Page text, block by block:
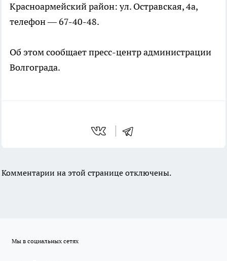
Красноармейский район: ул. Остравская, 4а,
телефон — 67-40-48.
Об этом сообщает пресс-центр администрации
Волгограда.
Комментарии на этой странице отключены.
Мы в социальных сетях